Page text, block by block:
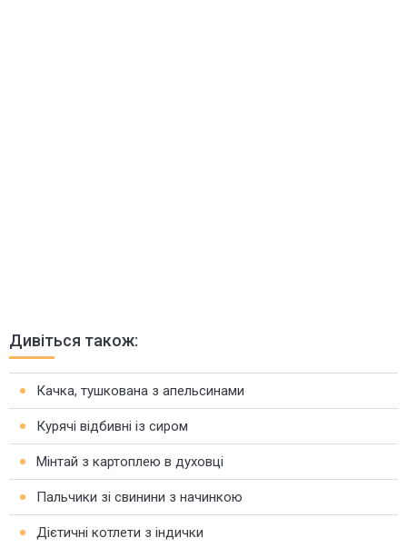
Дивіться також:
Качка, тушкована з апельсинами
Курячі відбивні із сиром
Мінтай з картоплею в духовці
Пальчики зі свинини з начинкою
Дієтичні котлети з індички